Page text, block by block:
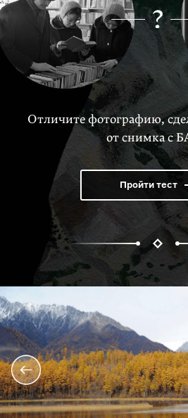
Отличите фотографию,
от снимка с
Пройти тест